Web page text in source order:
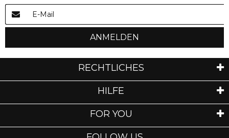
ANMELDEN
RECHTLICHES
HILFE
FOR YOU